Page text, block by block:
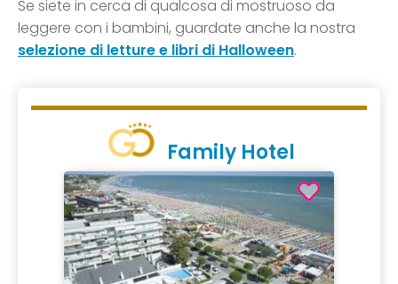
Se siete in cerca di qualcosa di mostruoso da
leggere con i bambini, guardate anche la nostra
selezione di letture e libri di Halloween.
Family Hotel